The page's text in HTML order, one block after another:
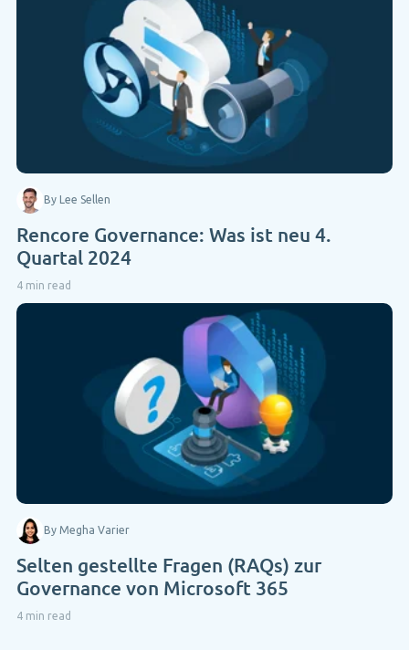
By Lee Sellen
Rencore Governance: Was ist neu 4.
Quartal 2024
4 min read
By Megha Varier
Selten gestellte Fragen (RAQs) zur
Governance von Microsoft 365
4 min read